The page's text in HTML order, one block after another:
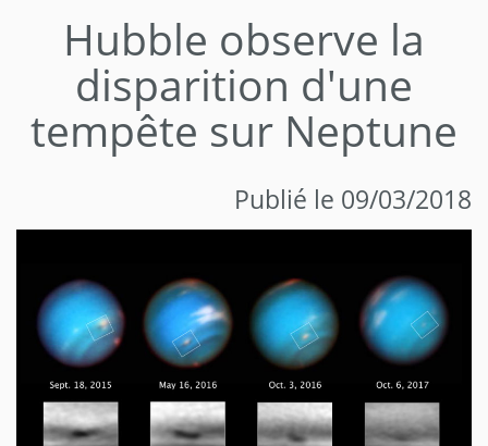
Hubble observe la
disparition d'une
tempête sur Neptune
Publié le 09/03/2018